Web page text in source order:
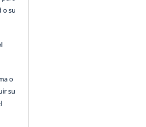
o su
o
su